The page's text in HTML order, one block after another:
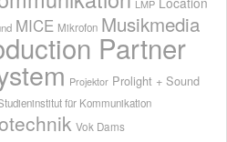
LMP
MICE Mikrofon Musikmedia
Partner
Projektor Prolight + Sound
für Kommunikation
Vok Dams